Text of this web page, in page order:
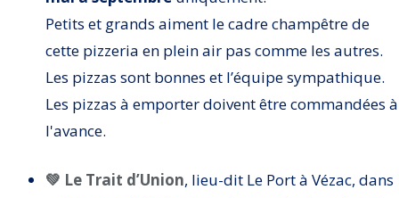
Petits et grands aiment le cadre champêtre de
cette pizzeria en plein air pas comme les autres.
Les pizzas sont bonnes et l’équipe sympathique.
Les pizzas à emporter doivent être commandées à
l'avance.
💚 Le Trait d’Union, lieu-dit Le Port à Vézac, dans